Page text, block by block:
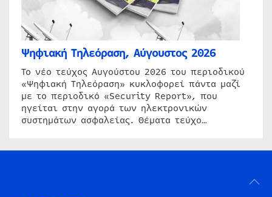
Ψηφιακή Τηλεόραση, Αύγουστος 2026
Το νέο τεύχος Αυγούστου 2026 του περιοδικού
«Ψηφιακή Τηλεόραση» κυκλοφορεί πάντα μαζί
με το περιοδικό «Security Report», που
ηγείται στην αγορά των ηλεκτρονικών
συστημάτων ασφαλείας. Θέματα τεύχο…